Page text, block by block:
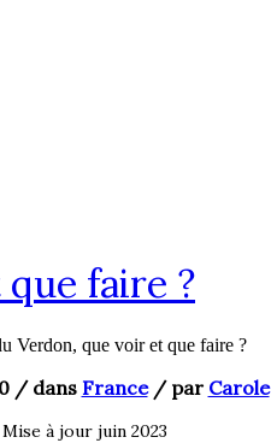
faire ?
Verdon, que voir et que faire ?
/ dans France/ par Carole
Mise à jour juin 2023